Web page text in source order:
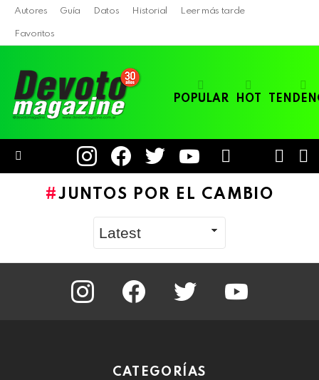
Autores Guía Datos Historial Leer más tarde
Favoritos
POPULAR HOT
instagramfacebooktwitter youtube
SKIN
JUNTOS POR EL CAMBIO
instagram facebook twitter youtube
CATEGORÍAS